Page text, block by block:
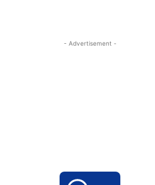
- Advertisement -